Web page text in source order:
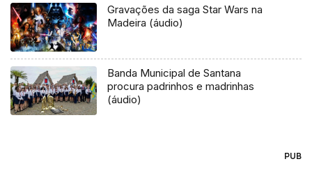
Gravações da saga Star Wars na
Madeira (áudio)
Banda Municipal de Santana
procura padrinhos e madrinhas
(áudio)
PUB